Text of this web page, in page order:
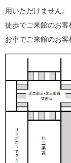
用いただけません。
徒歩でご来館のお客
お車でご来館のお客